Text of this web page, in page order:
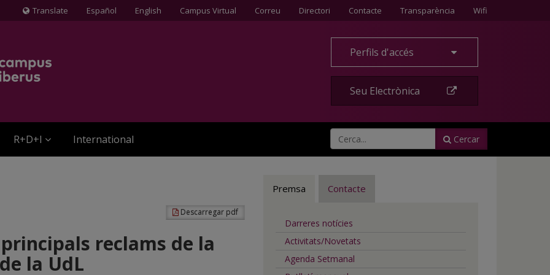
Icona
Translate Español English Campus Virtual Correu Directori Contacte
Contacte Transparència Wifi
Perfils d'accés
Seu Electrònica
R+D+I International Cercar
Descarregar pdf
reclams de la
la UdL
Premsa Contacte
Darreres notícies
Activitats/Novetats
Agenda Setmanal